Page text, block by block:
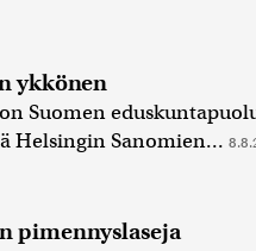
ykkönen
Suomen
Helsingin Sanomien...
pimennyslaseja